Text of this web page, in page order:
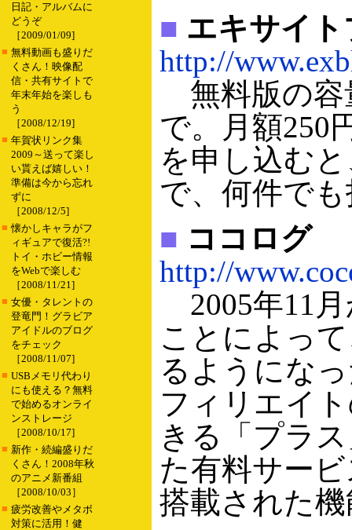
日記・アルバムに
どうぞ
［2009/01/09]
■ 無料動画も盛りだ
くさん！映像配
信・共有サイトで
年末年始を楽しも
う
［2008/12/19]
■ 年賀状リンク集
2009～送って楽し
い貰えば嬉しい！
準備は今から忘れ
ずに
［2008/12/5]
■ 懐かしキャラがフ
ィギュアで復活?!
トイ・ホビー情報
をWebで楽しむ
［2008/11/21]
■ 女優・タレントの
登竜門！グラビア
アイドルのブログ
をチェック
［2008/11/07]
■ USBメモリ代わり
にも使える？無料
で始めるオンライ
ンストレージ
［2008/10/17]
■ 新作・続編盛りだ
くさん！2008年秋
のアニメ新番組
［2008/10/03］
■ 疲労改善やメタボ
対策に活用！健
■ エキサイ
http://
無料版の容
で。月額250
を申し込む
で、何件で
■ ココログ
http://
2005年11
ことによっ
るようにな
フィリエイ
きる「プラ
た有料サー
搭載された